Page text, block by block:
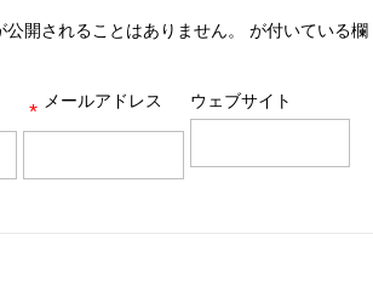
公開されることはありません。 が付いている欄
メールアドレス
* ウェブサイト